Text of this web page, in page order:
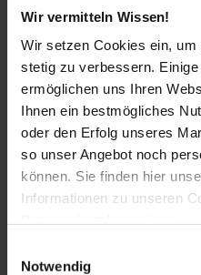
Wir vermitteln Wissen!
Wir setzen Cookies ein,
stetig zu verbessern.
ermöglichen uns Ihren
Ihnen ein bestmögliches
oder den Erfolg unseres
so unser Angebot noch
können. Sie finden hier
Informationen zu unseren
Notwendig
Weniger Bauteile
Komplexität: Bjarne
Mitarbeiter an der FZG
warum…
WEITERLESEN